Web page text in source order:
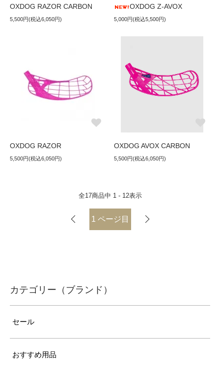
OXDOG RAZOR CARBON
5,500円(税込6,050円)
OXDOG Z-AVOX
5,000円(税込5,500円)
OXDOG RAZOR
5,500円(税込6,050円)
OXDOG AVOX CARBON
5,500円(税込6,050円)
全17商品中 1 - 12表示
1 ページ目
カテゴリー（ブランド）
セール
おすすめ用品